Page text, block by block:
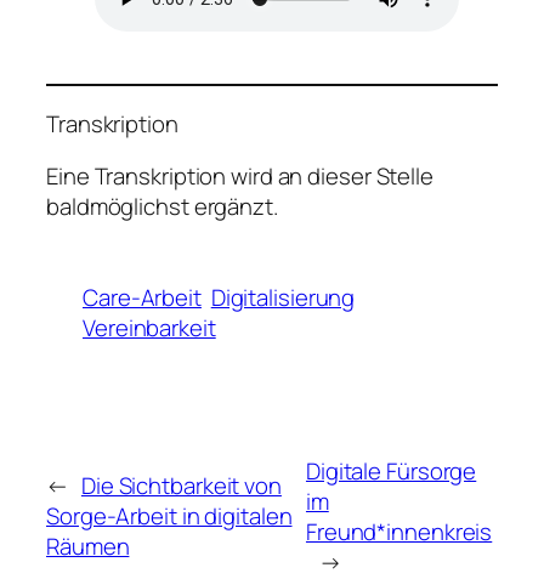
Transkription
Eine Transkription wird an dieser Stelle
baldmöglichst ergänzt.
Care-Arbeit Digitalisierung
Vereinbarkeit
← Die Sichtbarkeit von
Sorge-Arbeit in digitalen
Räumen
Digitale Fürsorge
im
Freund*innenkreis
→